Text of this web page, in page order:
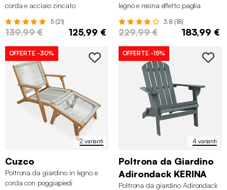
corda e acciaio zincato
5 (21)
139,99 € 125,99 €
legno e resina effetto paglia
3.8 (18)
229,99 € 183,99 €
2 varianti
OFFERTE -30%
Cuzco
Poltrona da giardino in legno e
corda con poggiapiedi
4 varianti
OFFERTE -15%
Poltrona da Giardino
Adirondack KERINA
Poltrona da giardino Adirondack